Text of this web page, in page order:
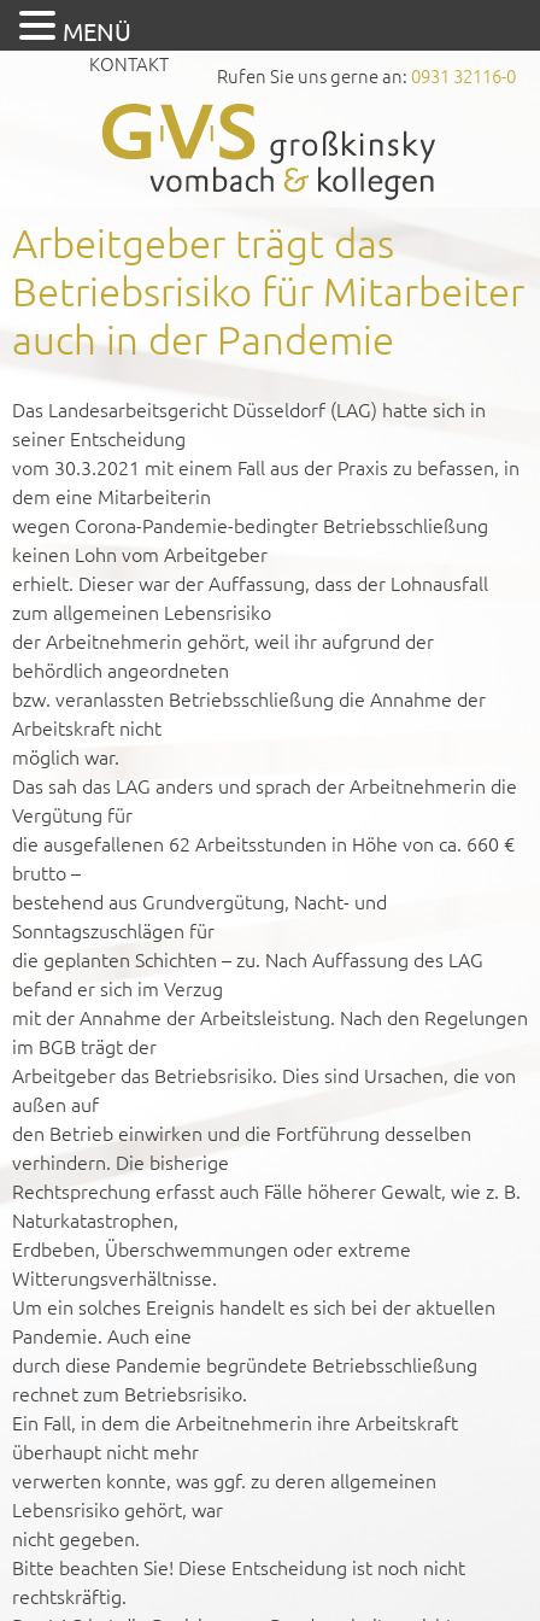
Rufen Sie uns gerne an: 0931 32116-0
KONTAKT
Arbeitgeber trägt das
Betriebsrisiko für Mitarbeiter
auch in der Pandemie
Das Landesarbeitsgericht Düsseldorf (LAG) hatte sich in
seiner Entscheidung
vom 30.3.2021 mit einem Fall aus der Praxis zu befassen, in
dem eine Mitarbeiterin
wegen Corona-Pandemie-bedingter Betriebsschließung
keinen Lohn vom Arbeitgeber
erhielt. Dieser war der Auffassung, dass der Lohnausfall
zum allgemeinen Lebensrisiko
der Arbeitnehmerin gehört, weil ihr aufgrund der
behördlich angeordneten
bzw. veranlassten Betriebsschließung die Annahme der
Arbeitskraft nicht
möglich war.
Das sah das LAG anders und sprach der Arbeitnehmerin die
Vergütung für
die ausgefallenen 62 Arbeitsstunden in Höhe von ca. 660 €
brutto –
bestehend aus Grundvergütung, Nacht- und
Sonntagszuschlägen für
die geplanten Schichten – zu. Nach Auffassung des LAG
befand er sich im Verzug
mit der Annahme der Arbeitsleistung. Nach den Regelungen
im BGB trägt der
Arbeitgeber das Betriebsrisiko. Dies sind Ursachen, die von
außen auf
den Betrieb einwirken und die Fortführung desselben
verhindern. Die bisherige
Rechtsprechung erfasst auch Fälle höherer Gewalt, wie z. B.
Naturkatastrophen,
Erdbeben, Überschwemmungen oder extreme
Witterungsverhältnisse.
Um ein solches Ereignis handelt es sich bei der aktuellen
Pandemie. Auch eine
durch diese Pandemie begründete Betriebsschließung
rechnet zum Betriebsrisiko.
Ein Fall, in dem die Arbeitnehmerin ihre Arbeitskraft
überhaupt nicht mehr
verwerten konnte, was ggf. zu deren allgemeinen
Lebensrisiko gehört, war
nicht gegeben.
Bitte beachten Sie! Diese Entscheidung ist noch nicht
rechtskräftig.
MENÜ